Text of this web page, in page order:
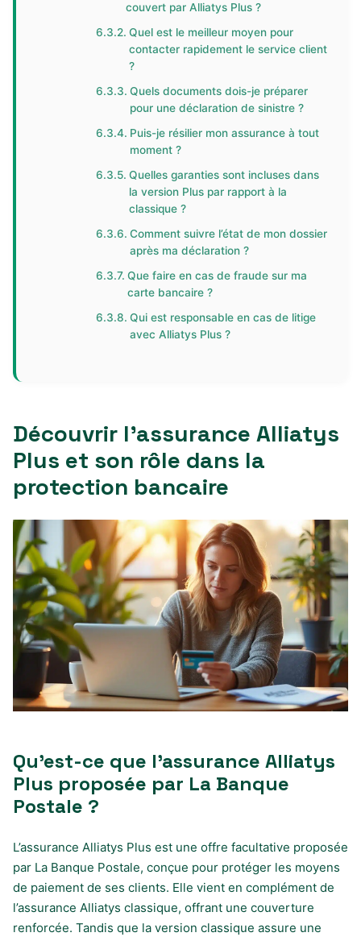
couvert par Alliatys Plus ?
Quel est le meilleur moyen pour
contacter rapidement le service client
?
Quels documents dois-je préparer
pour une déclaration de sinistre ?
Puis-je résilier mon assurance à tout
moment ?
Quelles garanties sont incluses dans
la version Plus par rapport à la
classique ?
Comment suivre l’état de mon dossier
après ma déclaration ?
Que faire en cas de fraude sur ma
carte bancaire ?
Qui est responsable en cas de litige
avec Alliatys Plus ?
Découvrir l’assurance Alliatys
Plus et son rôle dans la
protection bancaire
Qu’est-ce que l’assurance Alliatys
Plus proposée par La Banque
Postale ?
L’assurance Alliatys Plus est une offre facultative proposée
par La Banque Postale, conçue pour protéger les moyens
de paiement de ses clients. Elle vient en complément de
l’assurance Alliatys classique, offrant une couverture
renforcée. Tandis que la version classique assure une